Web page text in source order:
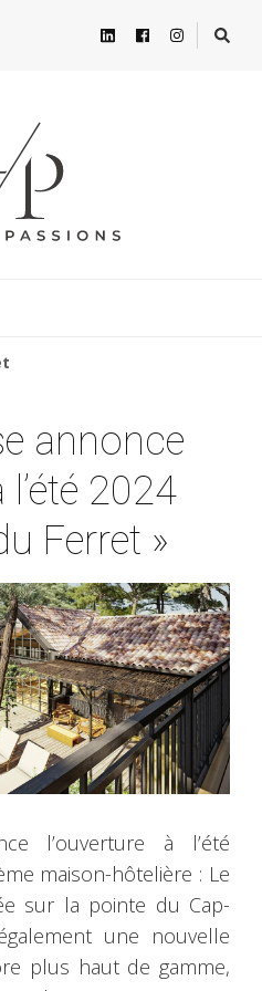
annonce
l’été 2024
Ferret »
l’ouverture à l’été
maison-hôtelière : Le
sur la pointe du Cap-
une nouvelle
plus haut de gamme,